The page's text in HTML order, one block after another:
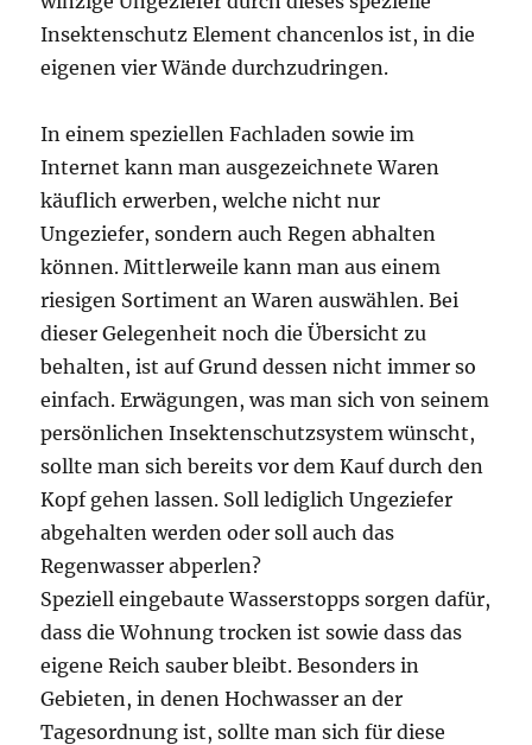
Insektenschutz Element chancenlos ist, in die
eigenen vier Wände durchzudringen.
In einem speziellen Fachladen sowie im
Internet kann man ausgezeichnete Waren
käuflich erwerben, welche nicht nur
Ungeziefer, sondern auch Regen abhalten
können. Mittlerweile kann man aus einem
riesigen Sortiment an Waren auswählen. Bei
dieser Gelegenheit noch die Übersicht zu
behalten, ist auf Grund dessen nicht immer so
einfach. Erwägungen, was man sich von seinem
persönlichen Insektenschutzsystem wünscht,
sollte man sich bereits vor dem Kauf durch den
Kopf gehen lassen. Soll lediglich Ungeziefer
abgehalten werden oder soll auch das
Regenwasser abperlen?
Speziell eingebaute Wasserstopps sorgen dafür,
dass die Wohnung trocken ist sowie dass das
eigene Reich sauber bleibt. Besonders in
Gebieten, in denen Hochwasser an der
Tagesordnung ist, sollte man sich für diese